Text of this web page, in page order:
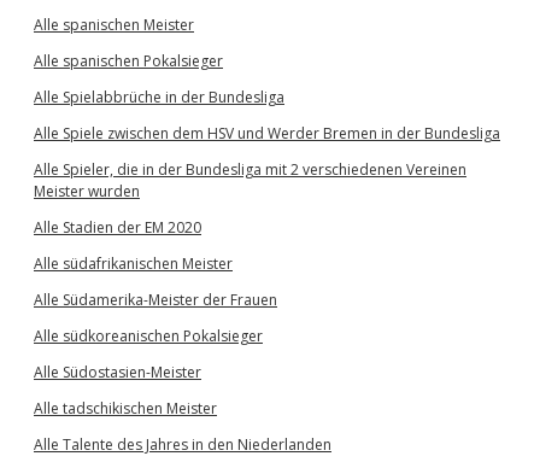
Alle spanischen Meister
Alle spanischen Pokalsieger
Alle Spielabbrüche in der Bundesliga
Alle Spiele zwischen dem HSV und Werder Bremen in der Bundesliga
Alle Spieler, die in der Bundesliga mit 2 verschiedenen Vereinen
Meister wurden
Alle Stadien der EM 2020
Alle südafrikanischen Meister
Alle Südamerika-Meister der Frauen
Alle südkoreanischen Pokalsieger
Alle Südostasien-Meister
Alle tadschikischen Meister
Alle Talente des Jahres in den Niederlanden